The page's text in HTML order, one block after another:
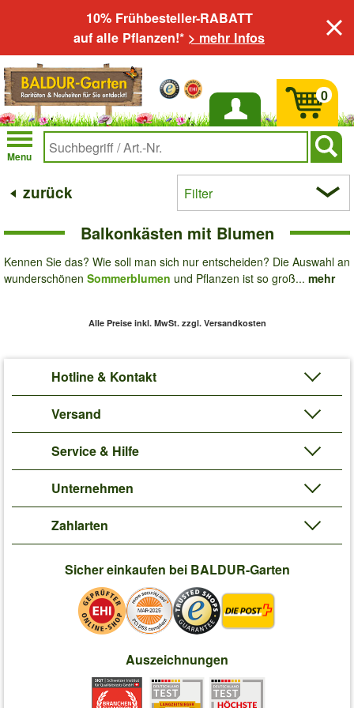
10% Frühbesteller-RABATT
auf alle Pflanzen!* > mehr Infos
Anmelden
Menu
0
zurück Filter
Balkonkästen mit Blumen
Kennen Sie das? Wie soll man sich nur entscheiden? Die Auswahl an
wunderschönen Sommerblumen und Pflanzen ist so groß... mehr
Alle Preise inkl. MwSt. zzgl. Versandkosten
Hotline & Kontakt
Versand
Service & Hilfe
Unternehmen
Zahlarten
Sicher einkaufen bei BALDUR-Garten
Auszeichnungen